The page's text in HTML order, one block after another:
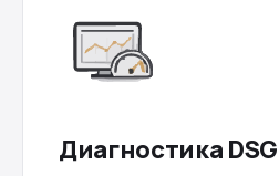
Диагностика DSG